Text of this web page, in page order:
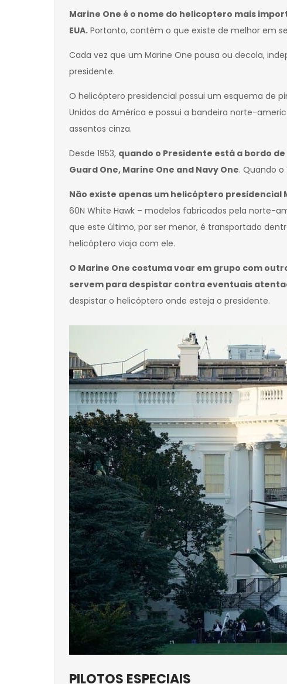
Marine One é o nome do helicoptero mais
EUA. Portanto, contém o que existe de melhor em
Cada vez que um Marine One pousa ou decola,
presidente.
O helicóptero presidencial possui um esquema de
Unidos da América e possui a bandeira norte-
assentos cinza.
Desde 1953, quando o Presidente está a bordo
Guard One, Marine One and Navy One. Quando
Não existe apenas um helicóptero presidencial
60N White Hawk – modelos fabricados pela norte-
que este último, por ser menor, é transportado
helicóptero viaja com ele.
O Marine One costuma voar em grupo com
servem para despistar contra eventuais
despistar o helicóptero onde esteja o presidente.
PILOTOS ESPECIAIS